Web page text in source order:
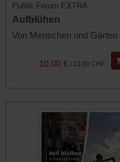
Publik-Forum EXTRA
Aufblühen
Von Menschen und Gärten
13.00 CHF
/
10.00 €